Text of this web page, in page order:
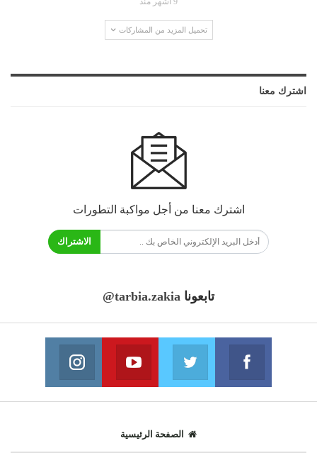
تحميل المزيد من المشاركات
اشترك معنا
اشترك معنا من أجل مواكبة التطورات
الاشتراك
تابعونا @tarbia.zakia
فايسبوك
انضم الينا انضم الينا
يوتيوب
انضم الينا
الصفحة الرئيسية